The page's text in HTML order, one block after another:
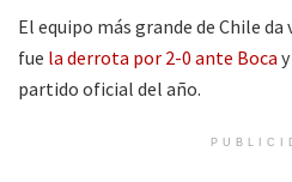
El equipo más grande de Chile
fue la derrota por 2-0 ante Boca
partido oficial del año.